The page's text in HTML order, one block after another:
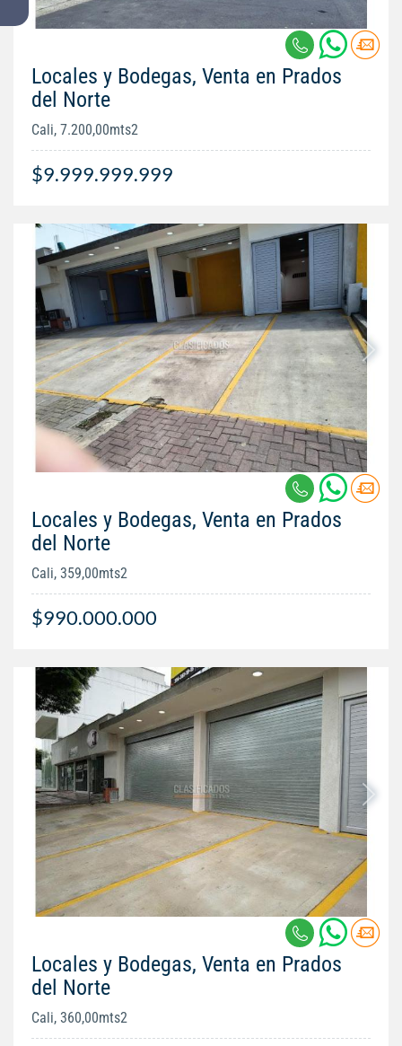
Locales y Bodegas, Venta en Prados
del Norte
Cali, 7.200,00mts2
$9.999.999.999
Locales y Bodegas, Venta en Prados
del Norte
Cali, 359,00mts2
$990.000.000
Locales y Bodegas, Venta en Prados
del Norte
Cali, 360,00mts2